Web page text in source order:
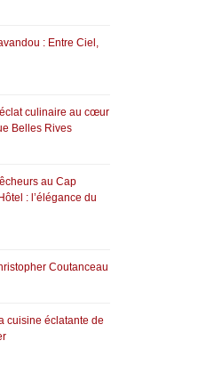
: Entre Ciel,
culinaire au cœur
Belles Rives
au Cap
: l’élégance du
Coutanceau
cuisine éclatante de